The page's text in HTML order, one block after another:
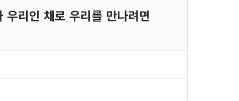
리인 채로 우리를 만나려면